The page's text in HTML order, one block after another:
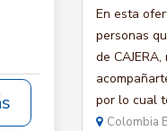
En esta
personas
de
por lo cual
Colombia